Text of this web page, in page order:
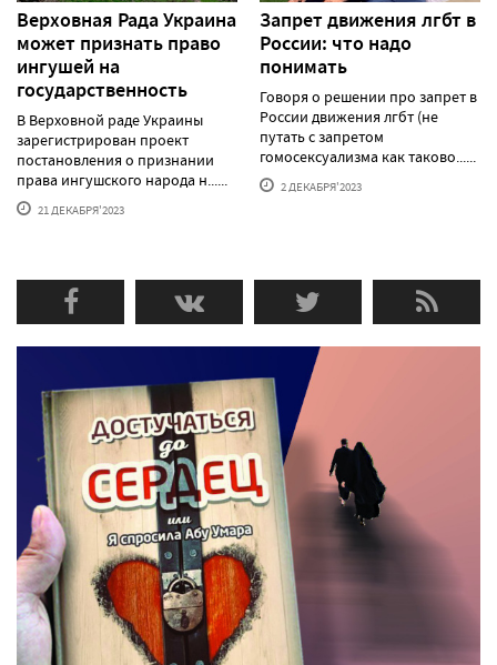
Верховная Рада Украина
может признать право
ингушей на
государственность
В Верховной раде Украины
зарегистрирован проект
постановления о признании
права ингушского народа н......
21 ДЕКАБРЯ'2023
Запрет движения лгбт в
России: что надо
понимать
Говоря о решении про запрет в
России движения лгбт (не
путать с запретом
гомосексуализма как таково......
2 ДЕКАБРЯ'2023